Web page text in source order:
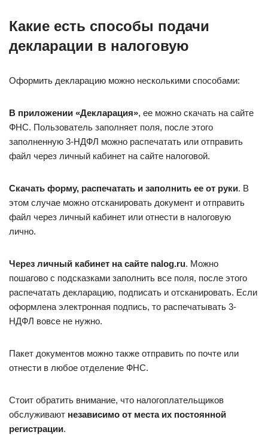
Какие есть способы подачи
декларации в налоговую
Оформить декларацию можно несколькими способами:
В приложении «Декларация», ее можно скачать на сайте
ФНС. Пользователь заполняет поля, после этого
заполненную 3-НДФЛ можно распечатать или отправить
файл через личный кабинет на сайте налоговой.
Скачать форму, распечатать и заполнить ее от руки. В
этом случае можно отсканировать документ и отправить
файл через личный кабинет или отнести в налоговую
лично.
Через личный кабинет на сайте nalog.ru. Можно
пошагово с подсказками заполнить все поля, после этого
распечатать декларацию, подписать и отсканировать. Если
оформлена электронная подпись, то распечатывать 3-
НДФЛ вовсе не нужно.
Пакет документов можно также отправить по почте или
отнести в любое отделение ФНС.
Стоит обратить внимание, что налогоплательщиков
обслуживают независимо от места их постоянной
регистрации.